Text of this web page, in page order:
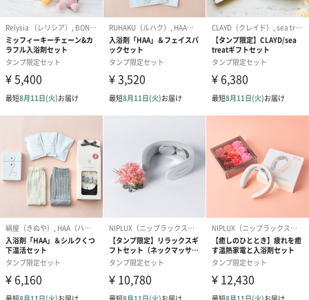
写真付きメッセージカ
ード（680円）
写真付きメッセージカ
ード（Thank you）ピ
ンク（680円）
【誕生日】
Birthday ホワ
刷なし）（
ラッピング
ギフトラッピングを施してお届けいたします。